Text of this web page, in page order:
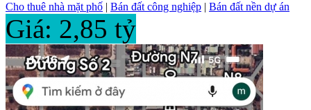
Cho thuê nhà mặt phố | Bán đất công nghiệp | Bán đất nền dự án
Giá: 2,85 tỷ